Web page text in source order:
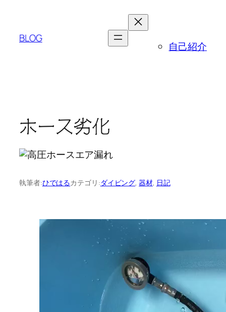
BLOG
自己紹介
ホース劣化
執筆者:ひではるカテゴリ:ダイビング, 器材, 日記